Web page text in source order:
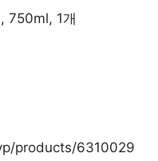
750ml, 1개
products/6310029